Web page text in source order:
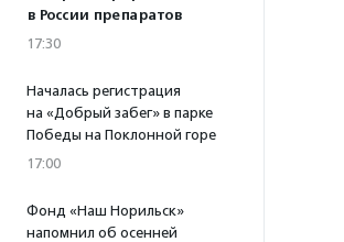
в России препаратов
17:30
Началась регистрация
на «Добрый забег» в парке
Победы на Поклонной горе
17:00
Фонд «Наш Норильск»
напомнил об осенней